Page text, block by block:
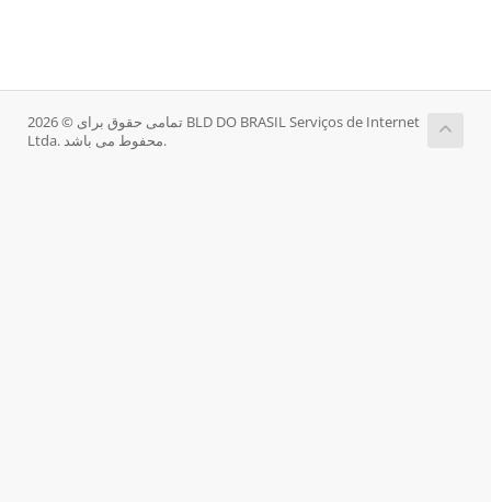
تمامی حقوق برای © 2026 BLD DO BRASIL Serviços de Internet
Ltda. محفوط می باشد.